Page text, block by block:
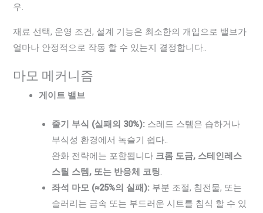
우.
재료 선택, 운영 조건, 설계 기능은 최소한의 개입으로 밸브가
얼마나 안정적으로 작동 할 수 있는지 결정합니다..
마모 메커니즘
게이트 밸브
줄기 부식 (실패의 30%): 스레드 스템은 습하거나
부식성 환경에서 녹슬기 쉽다..
완화 전략에는 포함됩니다 크롬 도금, 스테인레스
스틸 스템, 또는 반응체 코팅.
좌석 마모 (≈25%의 실패): 부분 조절, 침전물, 또는
슬러리는 금속 또는 부드러운 시트를 침식 할 수 있